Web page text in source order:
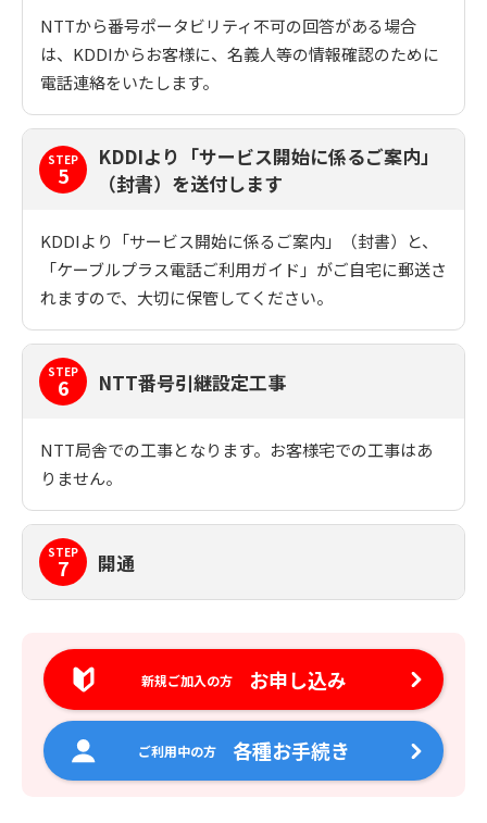
NTTから番号ポータビリティ不可の回答がある場合
は、KDDIからお客様に、名義人等の情報確認のために
電話連絡をいたします。
STEP
5
KDDIより「サービス開始に係るご案内」
（封書）を送付します
KDDIより「サービス開始に係るご案内」（封書）と、
「ケーブルプラス電話ご利用ガイド」がご自宅に郵送さ
れますので、大切に保管してください。
STEP
6 NTT番号引継設定工事
NTT局舎での工事となります。お客様宅での工事はあ
りません。
STEP
7 開通
新規ご加入の方 お申し込み
ご利用中の方 各種お手続き